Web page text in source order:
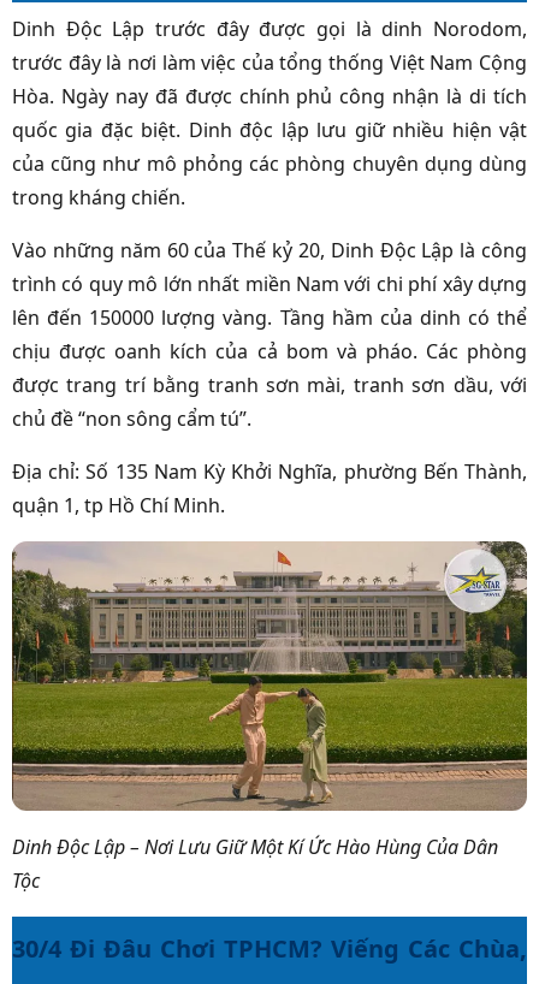
Dinh Độc Lập trước đây được gọi là dinh Norodom,
trước đây là nơi làm việc của tổng thống Việt Nam Cộng
Hòa. Ngày nay đã được chính phủ công nhận là di tích
quốc gia đặc biệt. Dinh độc lập lưu giữ nhiều hiện vật
của cũng như mô phỏng các phòng chuyên dụng dùng
trong kháng chiến.
Vào những năm 60 của Thế kỷ 20, Dinh Độc Lập là công
trình có quy mô lớn nhất miền Nam với chi phí xây dựng
lên đến 150000 lượng vàng. Tầng hầm của dinh có thể
chịu được oanh kích của cả bom và pháo. Các phòng
được trang trí bằng tranh sơn mài, tranh sơn dầu, với
chủ đề “non sông cẩm tú”.
Địa chỉ: Số 135 Nam Kỳ Khởi Nghĩa, phường Bến Thành,
quận 1, tp Hồ Chí Minh.
Dinh Độc Lập – Nơi Lưu Giữ Một Kí Ức Hào Hùng Của Dân
Tộc
30/4 Đi Đâu Chơi TPHCM? Viếng Các Chùa,